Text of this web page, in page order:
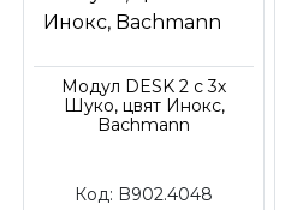
Модул DESK 2 с 3х
Шуко, цвят Инокс,
Bachmann
Код: B902.4048